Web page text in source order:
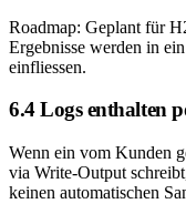
Roadmap: Geplant für
Ergebnisse werden in
einfliessen.
6.4 Logs enthalten
Wenn ein vom Kunden
via Write-Output
keinen automatischen